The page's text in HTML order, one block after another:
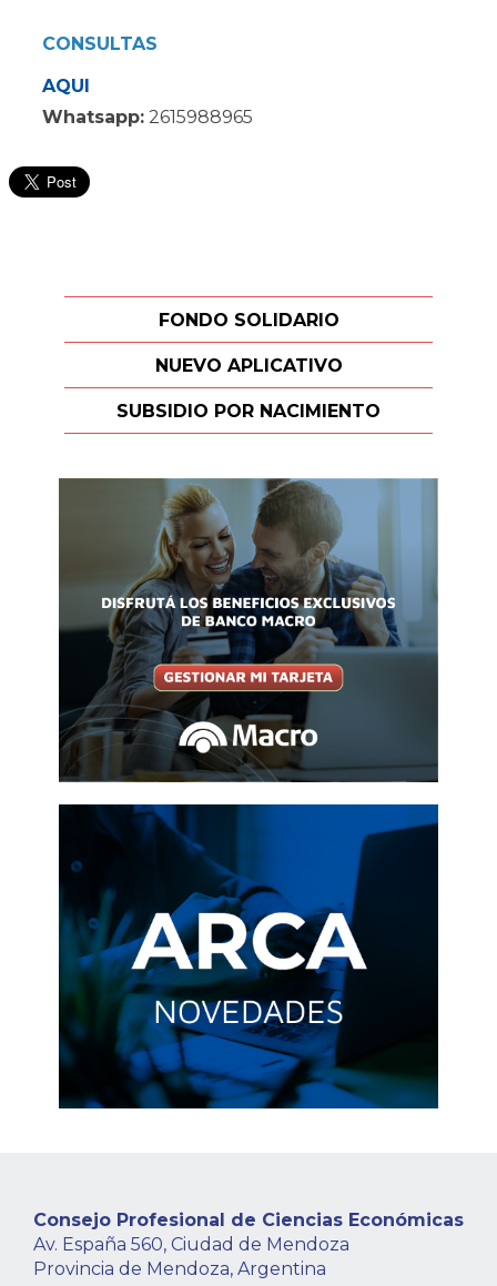
CONSULTAS
AQUI
Whatsapp: 2615988965
FONDO SOLIDARIO
NUEVO APLICATIVO
SUBSIDIO POR NACIMIENTO
Consejo Profesional de Ciencias Económicas
Av. España 560, Ciudad de Mendoza
Provincia de Mendoza, Argentina